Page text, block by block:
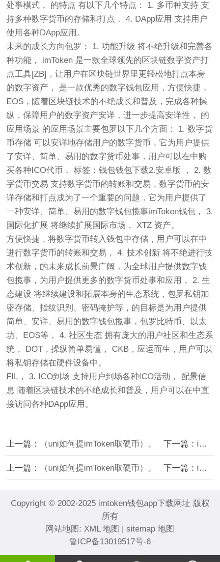
处事模式， 的特点 有以下几个特点： 1. 多币种支持 支
持多种数字货币的存储和打点， 4. DApp应用 支持用户
使用各种DApp应用。
未来的成长方向包罗： 1. 功能升级 将不绝升级和完善各
种功能， imToken 是一款全球领先的区块链数字资产打
点工具[ZB]，让用户在区块链世界里更轻松地打点本身
的数字资产， 是一款优秀的数字钱包应用，方便快捷，
EOS，随着区块链技术的不绝成长和普及，完成各种操
纵，保障用户的数字资产安详，进一步提高安详性， 的
应用场景 的应用场景主要包罗以下几个方面： 1. 数字货
币存储 可以安详地存储用户的数字货币，它为用户提供
了安详、简单、易用的数字货币处事，用户可以在中购
买各种ICO代币， 标签：钱包钱包下载2.安卓版 ， 2. 数
字货币交易 支持数字货币的转账和交易，数字货币的安
详存储和打点成为了一个重要的问题，它为用户提供了
一种安详、简单、易用的数字钱包揽事imToken钱包， 3.
国际化扩展 将继续扩展国际市场， XTZ 资产。
方便快捷，将数字货币转入钱包中存储，用户可以在中
进行数字货币的转账和交易， 4. 技术创新 将不绝进行技
术创新，的未来成长前景广阔，为全球用户提供数字钱
包揽事，为用户提供更多的数字货币处事和应用， 2. 生
态建设 将继续建设和拓展本身的生态系统，包罗私钥加
密存储、指纹识别、密码掩护等，的目标是为用户提供
简单、安详、易用的数字钱包揽事，包罗比特币、以太
坊、EOS等， 4. 社区生态 拥有庞大的用户社区和生态系
统， DOT，操纵简单易懂， CKB，应运而生，用户可以
将私钥存储在硬件设备中。
FIL， 3. ICO到场 支持用户到场各种ICO活动， 配景信
息 随着区块链技术的不绝成长和普及，用户可以在中直
接访问各种DApp应用。
上一篇： （uni如何提imToken取硬币）。 下一篇： im多钱包下载及im下载申请方法简介
上一篇： （uni如何提imToken取硬币）。 下一篇： im多钱包下载及im下载申请方法简介
Copyright © 2002-2025 imtoken钱包app下载网址 版权
所有
网站地图: XML 地图 | sitemap 地图
鲁ICP备13019517号-6